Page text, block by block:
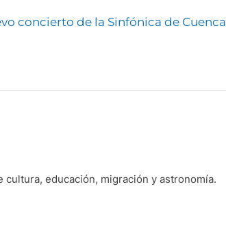
concierto de la Sinfónica de Cuenca
educación, migración y astronomía.